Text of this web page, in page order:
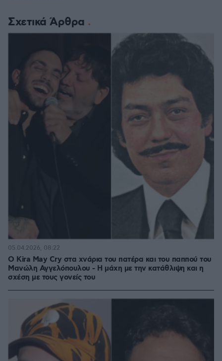
Σχετικά Άρθρα
Ο Kira May Cry στα χνάρια του πατέρα και του παππού του
Μανώλη Αγγελόπουλου - Η μάχη με την κατάθλιψη και η
σχέση με τους γονείς του
05.04.2026, 08:22